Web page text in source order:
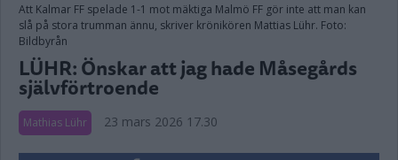
Att Kalmar FF spelade 1-1 mot mäktiga Malmö FF gör inte att man kan
slå på stora trumman ännu, skriver krönikören Mattias Lühr. Foto:
Bildbyrån
LÜHR: Önskar att jag hade Måsegårds
självförtroende
Mathias Lühr 23 mars 2026 17.30